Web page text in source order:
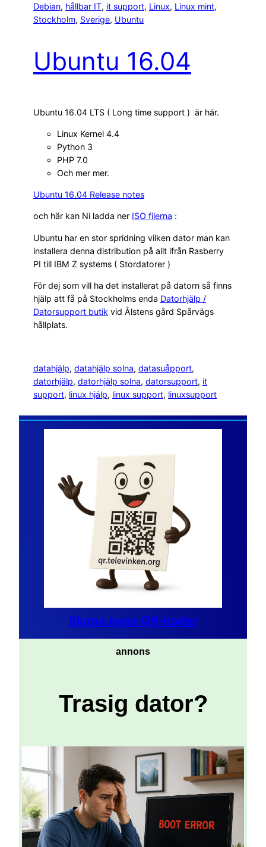
Debian, hållbar IT, it support, Linux, Linux mint
Stockholm, Sverige, Ubuntu
Ubuntu 16.04
Ubuntu 16.04 LTS ( Long time support ) är här.
Linux Kernel 4.4
Python 3
PHP 7.0
Och mer mer.
Ubuntu 16.04 Release notes
och här kan Ni ladda ner ISO filerna :
Ubuntu har en stor spridning vilken dator man kan
installera denna distribution på allt ifrån Rasberry
PI till IBM Z systems ( Stordatorer )
För dej som vill ha det installerat på datorn så finns
hjälp att få på Stockholms enda Datorhjälp /
Datorsupport butik vid Ålstens gård Spårvägs
hållplats.
datahjälp, datahjälp solna, datasuåpport
datorhjälp, datorhjälp solna, datorsupport, it
support, linux hjälp, linux support, linuxsupport
Skapa egna QR-koder
annons
Trasig dator?